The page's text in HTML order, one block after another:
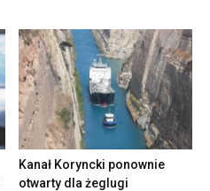
Kanał Koryncki ponownie
otwarty dla żeglugi